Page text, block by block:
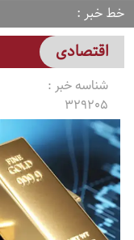
خط خبر
اقتصادی
شناسه خبر :
329205